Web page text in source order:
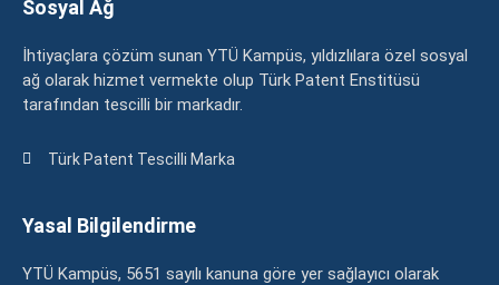
Sosyal Ağ
İhtiyaçlara çözüm sunan YTÜ Kampüs, yıldızlılara özel sosyal
ağ olarak hizmet vermekte olup Türk Patent Enstitüsü
tarafından tescilli bir markadır.
Türk Patent Tescilli Marka
Yasal Bilgilendirme
YTÜ Kampüs, 5651 sayılı kanuna göre yer sağlayıcı olarak